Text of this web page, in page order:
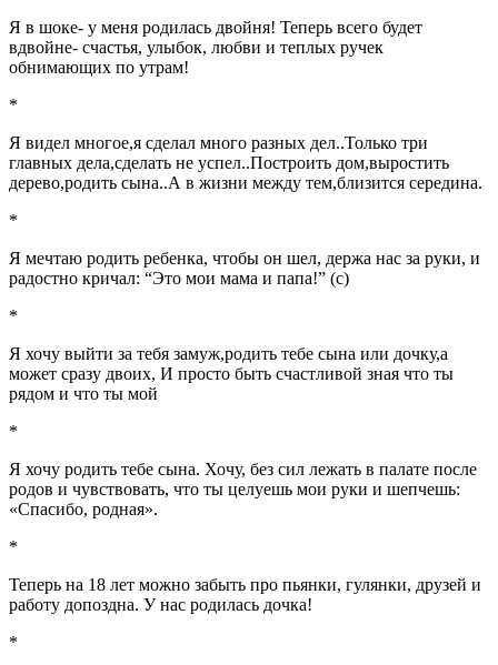
Я в шоке- у меня родилась двойня! Теперь всего будет
вдвойне- счастья, улыбок, любви и теплых ручек
обнимающих по утрам!
*
Я видел многое,я сделал много разных дел..Только три
главных дела,сделать не успел..Построить дом,выростить
дерево,родить сына..А в жизни между тем,близится середина.
*
Я мечтаю родить ребенка, чтобы он шел, держа нас за руки, и
радостно кричал: “Это мои мама и папа!” (c)
*
Я хочу выйти за тебя замуж,родить тебе сына или дочку,а
может сразу двоих, И просто быть счастливой зная что ты
рядом и что ты мой
*
Я хочу родить тебе сына. Хочу, без сил лежать в палате после
родов и чувствовать, что ты целуешь мои руки и шепчешь:
«Спасибо, родная».
*
Теперь на 18 лет можно забыть про пьянки, гулянки, друзей и
работу допоздна. У нас родилась дочка!
*